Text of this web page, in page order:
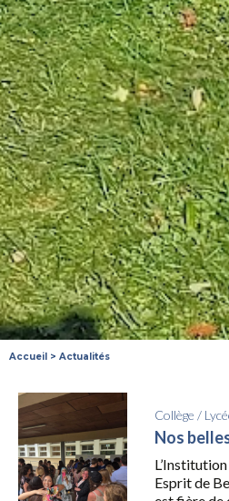
Accueil > Actualités
Collège /
Nos
Esprit de